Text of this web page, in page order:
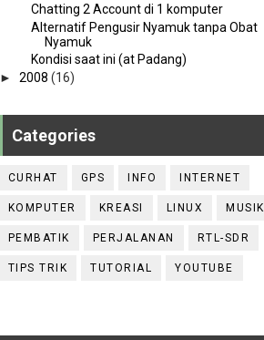
Chatting 2 Account di 1 komputer
Alternatif Pengusir Nyamuk tanpa Obat
Nyamuk
Kondisi saat ini (at Padang)
► 2008 (16)
Categories
CURHAT GPS INFO INTERNET
KOMPUTER KREASI LINUX MUSIK
PEMBATIK PERJALANAN RTL-SDR
TIPS TRIK TUTORIAL YOUTUBE